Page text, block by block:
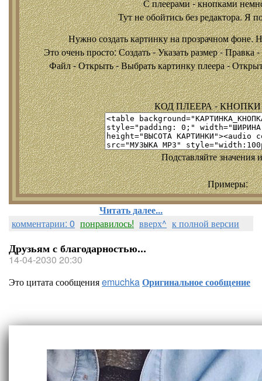
С плеерами - кнопками
Тут не обойтись без редактора. Я
Нужно создать картинку на прозрачном фоне.
Это очень просто: Создать - Указать размер -
Файл - Открыть - Выбрать картинку плеера -
КОД ПЛЕЕРА - КНОПКИ
Подставляйте значения
Примеры:
Читать далее...
комментарии: 0 понравилось! вверх^ к полной версии
Друзьям с благодарностью...
14-04-2030 20:30
Это цитата сообщенияemuchkaОригинальное сообщение